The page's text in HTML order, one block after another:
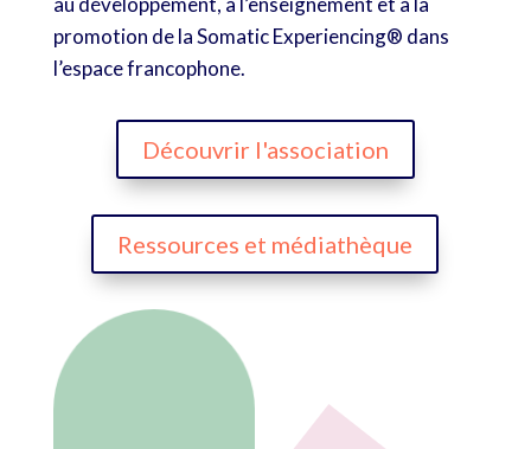
promotion de la Somatic Experiencing® dans
l’espace francophone.
Découvrir l'association
Ressources et médiathèque